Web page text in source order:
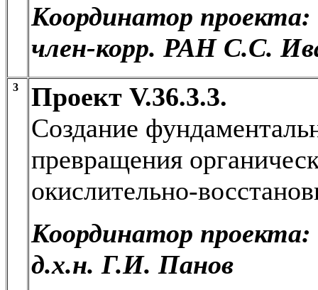
Координатор проекта:
член-корр. РАН С.С.
3
Проект V.36.3.3.
Создание
превращения
окислительно-
Координатор проекта:
д.х.н. Г.И. Панов